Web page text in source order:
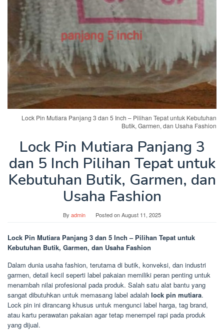
Lock Pin Mutiara Panjang 3 dan 5 Inch – Pilihan Tepat untuk Kebutuhan
Butik, Garmen, dan Usaha Fashion
Lock Pin Mutiara Panjang 3
dan 5 Inch Pilihan Tepat untuk
Kebutuhan Butik, Garmen, dan
Usaha Fashion
By admin Posted onAugust 11, 2025
Lock Pin Mutiara Panjang 3 dan 5 Inch – Pilihan Tepat untuk
Kebutuhan Butik, Garmen, dan Usaha Fashion
Dalam dunia usaha fashion, terutama di butik, konveksi, dan industri
garmen, detail kecil seperti label pakaian memiliki peran penting untuk
menambah nilai profesional pada produk. Salah satu alat bantu yang
sangat dibutuhkan untuk memasang label adalah lock pin mutiara.
Lock pin ini dirancang khusus untuk mengunci label harga, tag brand,
atau kartu perawatan pakaian agar tetap menempel rapi pada produk
yang dijual.